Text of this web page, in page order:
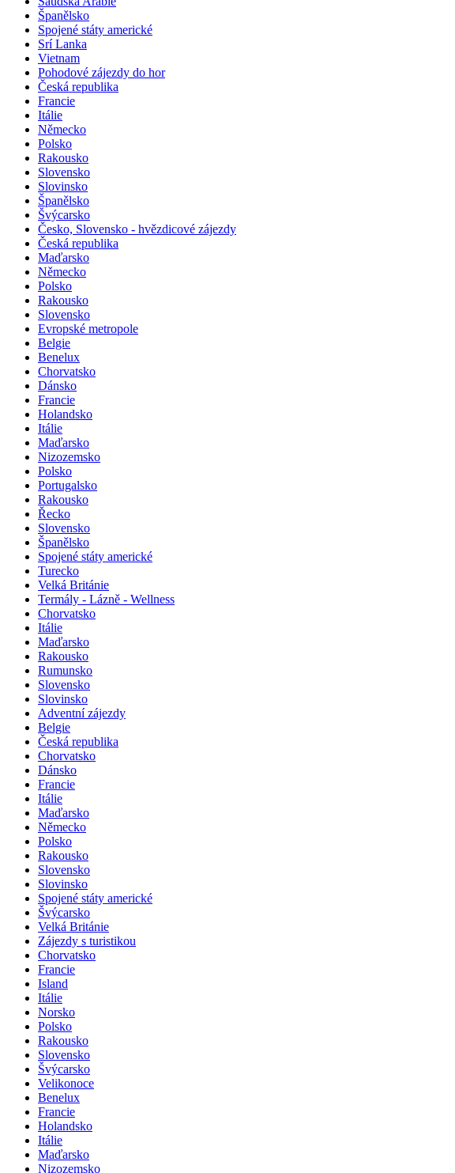
Španělsko
Spojené státy americké
Srí Lanka
Vietnam
Pohodové zájezdy do hor
Česká republika
Francie
Itálie
Německo
Polsko
Rakousko
Slovensko
Slovinsko
Španělsko
Švýcarsko
Česko, Slovensko - hvězdicové zájezdy
Česká republika
Maďarsko
Německo
Polsko
Rakousko
Slovensko
Evropské metropole
Belgie
Benelux
Chorvatsko
Dánsko
Francie
Holandsko
Itálie
Maďarsko
Nizozemsko
Polsko
Portugalsko
Rakousko
Řecko
Slovensko
Španělsko
Spojené státy americké
Turecko
Velká Británie
Termály - Lázně - Wellness
Chorvatsko
Itálie
Maďarsko
Rakousko
Rumunsko
Slovensko
Slovinsko
Adventní zájezdy
Belgie
Česká republika
Chorvatsko
Dánsko
Francie
Itálie
Maďarsko
Německo
Polsko
Rakousko
Slovensko
Slovinsko
Spojené státy americké
Švýcarsko
Velká Británie
Zájezdy s turistikou
Chorvatsko
Francie
Island
Itálie
Norsko
Polsko
Rakousko
Slovensko
Švýcarsko
Velikonoce
Benelux
Francie
Holandsko
Itálie
Maďarsko
Nizozemsko